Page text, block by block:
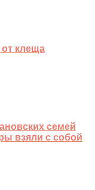
клеща
семей
взяли с собой